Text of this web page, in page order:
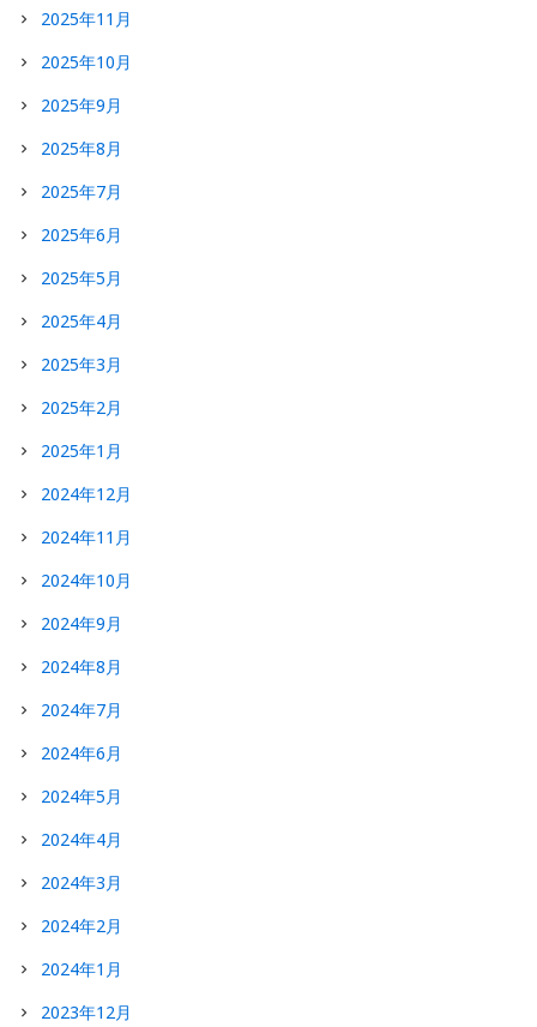
2025年11月
2025年10月
2025年9月
2025年8月
2025年7月
2025年6月
2025年5月
2025年4月
2025年3月
2025年2月
2025年1月
2024年12月
2024年11月
2024年10月
2024年9月
2024年8月
2024年7月
2024年6月
2024年5月
2024年4月
2024年3月
2024年2月
2024年1月
2023年12月